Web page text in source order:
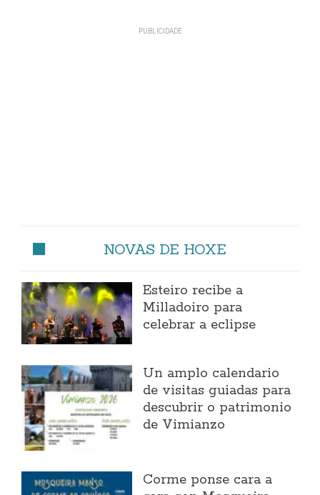
NOVAS DE HOXE
Esteiro recibe a
Milladoiro para
celebrar a eclipse
Un amplo calendario
de visitas guiadas para
descubrir o patrimonio
de Vimianzo
Corme ponse cara a